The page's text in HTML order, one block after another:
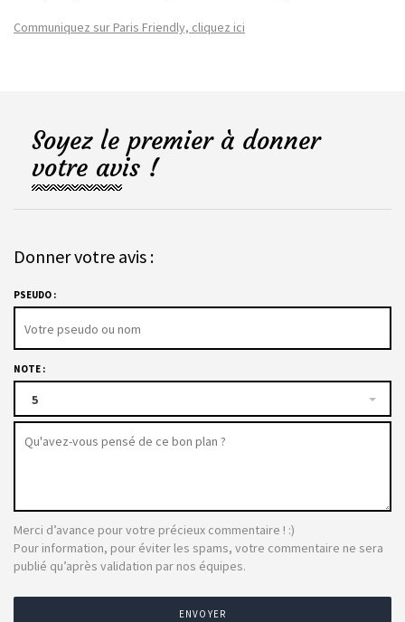
Communiquez sur Paris Friendly, cliquez ici
Soyez le premier à donner
votre avis !
Donner votre avis :
PSEUDO :
NOTE :
5
Merci d’avance pour votre précieux commentaire ! :)
Pour information, pour éviter les spams, votre commentaire ne sera
publié qu’après validation par nos équipes.
ENVOYER